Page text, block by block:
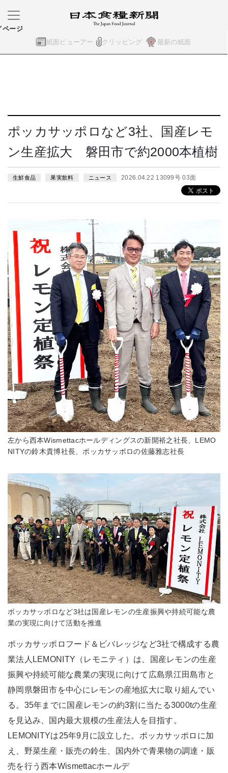
紙面ビューアー クリッピング 最新の紙面
ページ
ポッカサッポロなど3社、国産レモ
ン生産拡大 磐田市で約2000本植樹
生鮮食品 果実飲料 ニュース 2026.04.22 13099号 03面
左から西本Wismettacホールディングスの新開裕之社長、LEMO
NITYの鈴木貴博社長、ポッカサッポロの佐藤雅志社長
ポッカサッポロなど3社は国産レモンの生産振興や持続可能な農
業の実現に向けて活動を推進
ポッカサッポロフード＆ビバレッジなど3社で構成する農
業法人LEMONITY（レモニティ）は、国産レモンの生産
振興や持続可能な農業の実現に向けて広島県江田島市と
静岡県磐田市を中心にレモンの産地拡大に取り組んでい
る。35年までに国産レモンの約3割に当たる3000tの生産
を見込み、国内最大規模の生産法人を目指す。
LEMONITYは25年9月に設立した。ポッカサッポロに加
え、野菜生産・販売の鈴生、国内外で青果物の調達・販
売を行う西本Wismettacホールデ